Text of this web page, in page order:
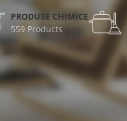
PRODUSE CHIMICE
559 Products